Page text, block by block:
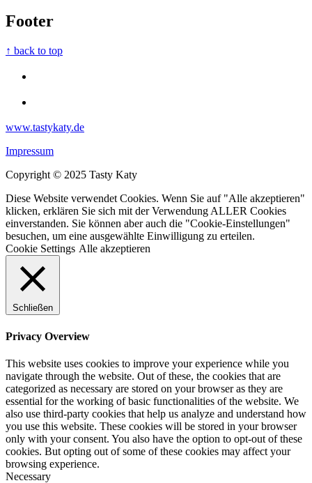
Footer
↑ back to top
www.tastykaty.de
Impressum
Copyright © 2025 Tasty Katy
Diese Website verwendet Cookies. Wenn Sie auf "Alle akzeptieren"
klicken, erklären Sie sich mit der Verwendung ALLER Cookies
einverstanden. Sie können aber auch die "Cookie-Einstellungen"
besuchen, um eine ausgewählte Einwilligung zu erteilen.
Cookie Settings Alle akzeptieren
Schließen
Privacy Overview
This website uses cookies to improve your experience while you
navigate through the website. Out of these, the cookies that are
categorized as necessary are stored on your browser as they are
essential for the working of basic functionalities of the website. We
also use third-party cookies that help us analyze and understand how
you use this website. These cookies will be stored in your browser
only with your consent. You also have the option to opt-out of these
cookies. But opting out of some of these cookies may affect your
browsing experience.
Necessary